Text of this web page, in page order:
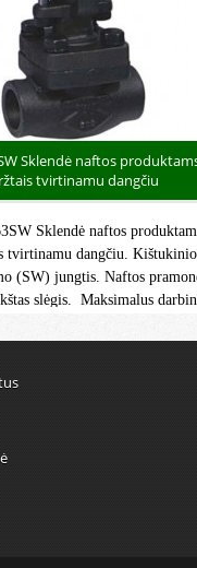
Sklendė naftos
tvirtinamu dangčiu
Sklendė naftos
tvirtinamu dangčiu. Kištukinio
(SW) jungtis. Naftos
slėgis. Maksimalus
-46°C/+425°C. ATEX II